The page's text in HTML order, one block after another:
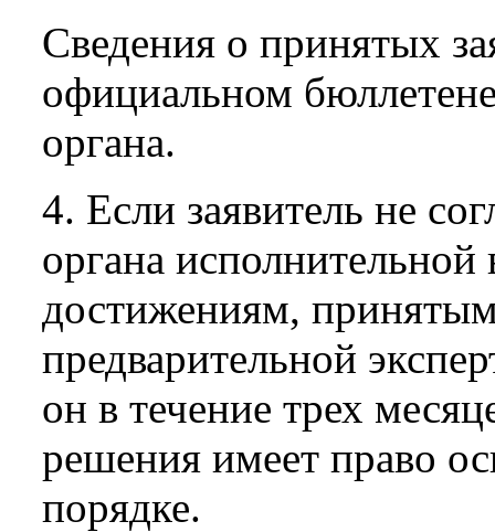
Сведения о принятых
официальном
органа.
4. Если заявитель не
органа
достижениям,
предварительной
он в течение трех
решения имеет право
порядке.